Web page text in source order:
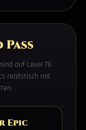
Pass
auf Level 76
realistisch mit
Epic